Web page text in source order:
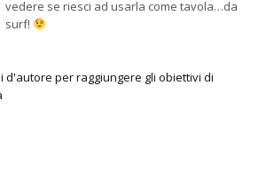
vedere se riesci ad usarla come tavola…da
surf!
d'autore per raggiungere gli obiettivi di